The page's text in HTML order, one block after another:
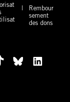
Rembour
sement
des dons
Bluesky
LinkedIn